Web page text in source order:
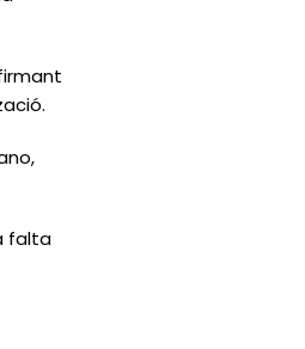
falta